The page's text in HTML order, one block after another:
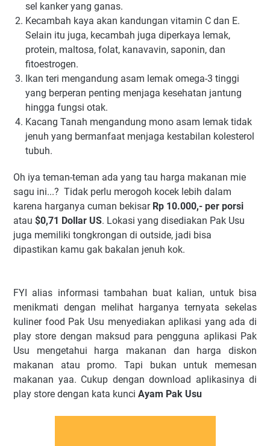
sel kanker yang ganas.
Kecambah kaya akan kandungan vitamin C dan E.
Selain itu juga, kecambah juga diperkaya lemak,
protein, maltosa, folat, kanavavin, saponin, dan
fitoestrogen.
Ikan teri mengandung asam lemak omega-3 tinggi
yang berperan penting menjaga kesehatan jantung
hingga fungsi otak.
Kacang Tanah mengandung mono asam lemak tidak
jenuh yang bermanfaat menjaga kestabilan kolesterol
tubuh.
Oh iya teman-teman ada yang tau harga makanan mie
sagu ini...? Tidak perlu merogoh kocek lebih dalam
karena harganya cuman bekisar Rp 10.000,- per porsi
atau $0,71 Dollar US. Lokasi yang disediakan Pak Usu
juga memiliki tongkrongan di outside, jadi bisa
dipastikan kamu gak bakalan jenuh kok.
FYI alias informasi tambahan buat kalian, untuk bisa
menikmati dengan melihat harganya ternyata sekelas
kuliner food Pak Usu menyediakan aplikasi yang ada di
play store dengan maksud para pengguna aplikasi Pak
Usu mengetahui harga makanan dan harga diskon
makanan atau promo. Tapi bukan untuk memesan
makanan yaa. Cukup dengan download aplikasinya di
play store dengan kata kunci Ayam Pak Usu